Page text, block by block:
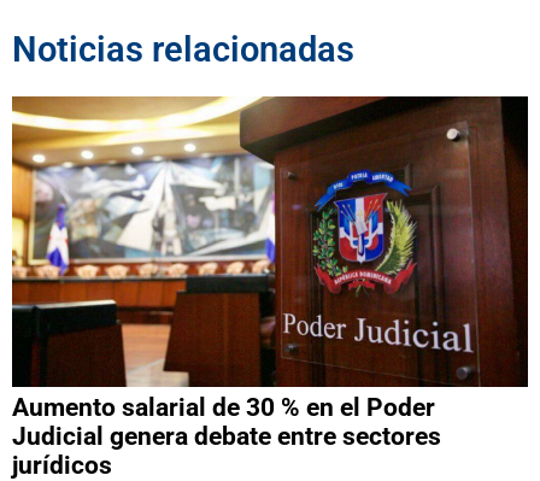
Noticias relacionadas
Aumento salarial de 30 % en el Poder
Judicial genera debate entre sectores
jurídicos